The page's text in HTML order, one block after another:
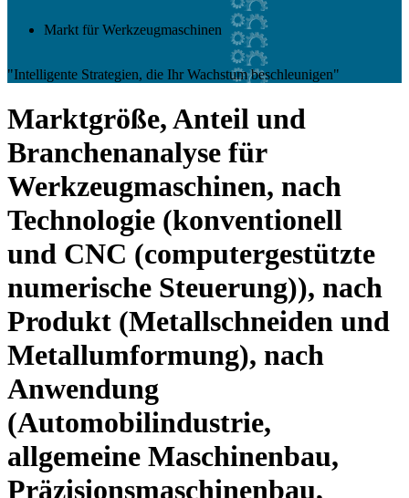
Markt für Werkzeugmaschinen
"Intelligente Strategien, die Ihr Wachstum beschleunigen"
Marktgröße, Anteil und
Branchenanalyse für
Werkzeugmaschinen, nach
Technologie (konventionell
und CNC (computergestützte
numerische Steuerung)), nach
Produkt (Metallschneiden und
Metallumformung), nach
Anwendung
(Automobilindustrie,
allgemeine Maschinenbau,
Präzisionsmaschinenbau,